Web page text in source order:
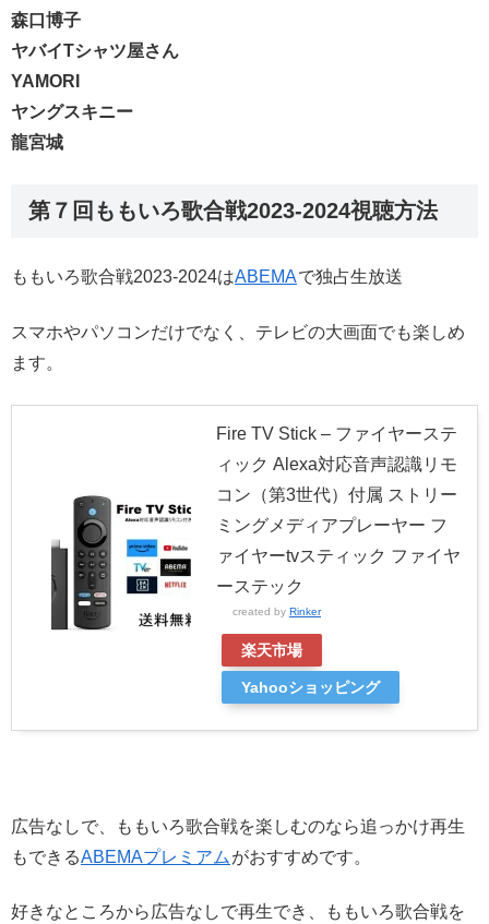
森口博子
ヤバイTシャツ屋さん
YAMORI
ヤングスキニー
龍宮城
第７回ももいろ歌合戦2023-2024視聴方法
ももいろ歌合戦2023-2024はABEMAで独占生放送
スマホやパソコンだけでなく、テレビの大画面でも楽しめ
ます。
Fire TV Stick – ファイヤーステ
ィック Alexa対応音声認識リモ
コン（第3世代）付属 ストリー
ミングメディアプレーヤー フ
ァイヤーtvスティック ファイヤ
ーステック
created by Rinker
楽天市場
Yahooショッピング
広告なしで、ももいろ歌合戦を楽しむのなら追っかけ再生
もできるABEMAプレミアム がおすすめです。
好きなところから広告なしで再生でき、ももいろ歌合戦を